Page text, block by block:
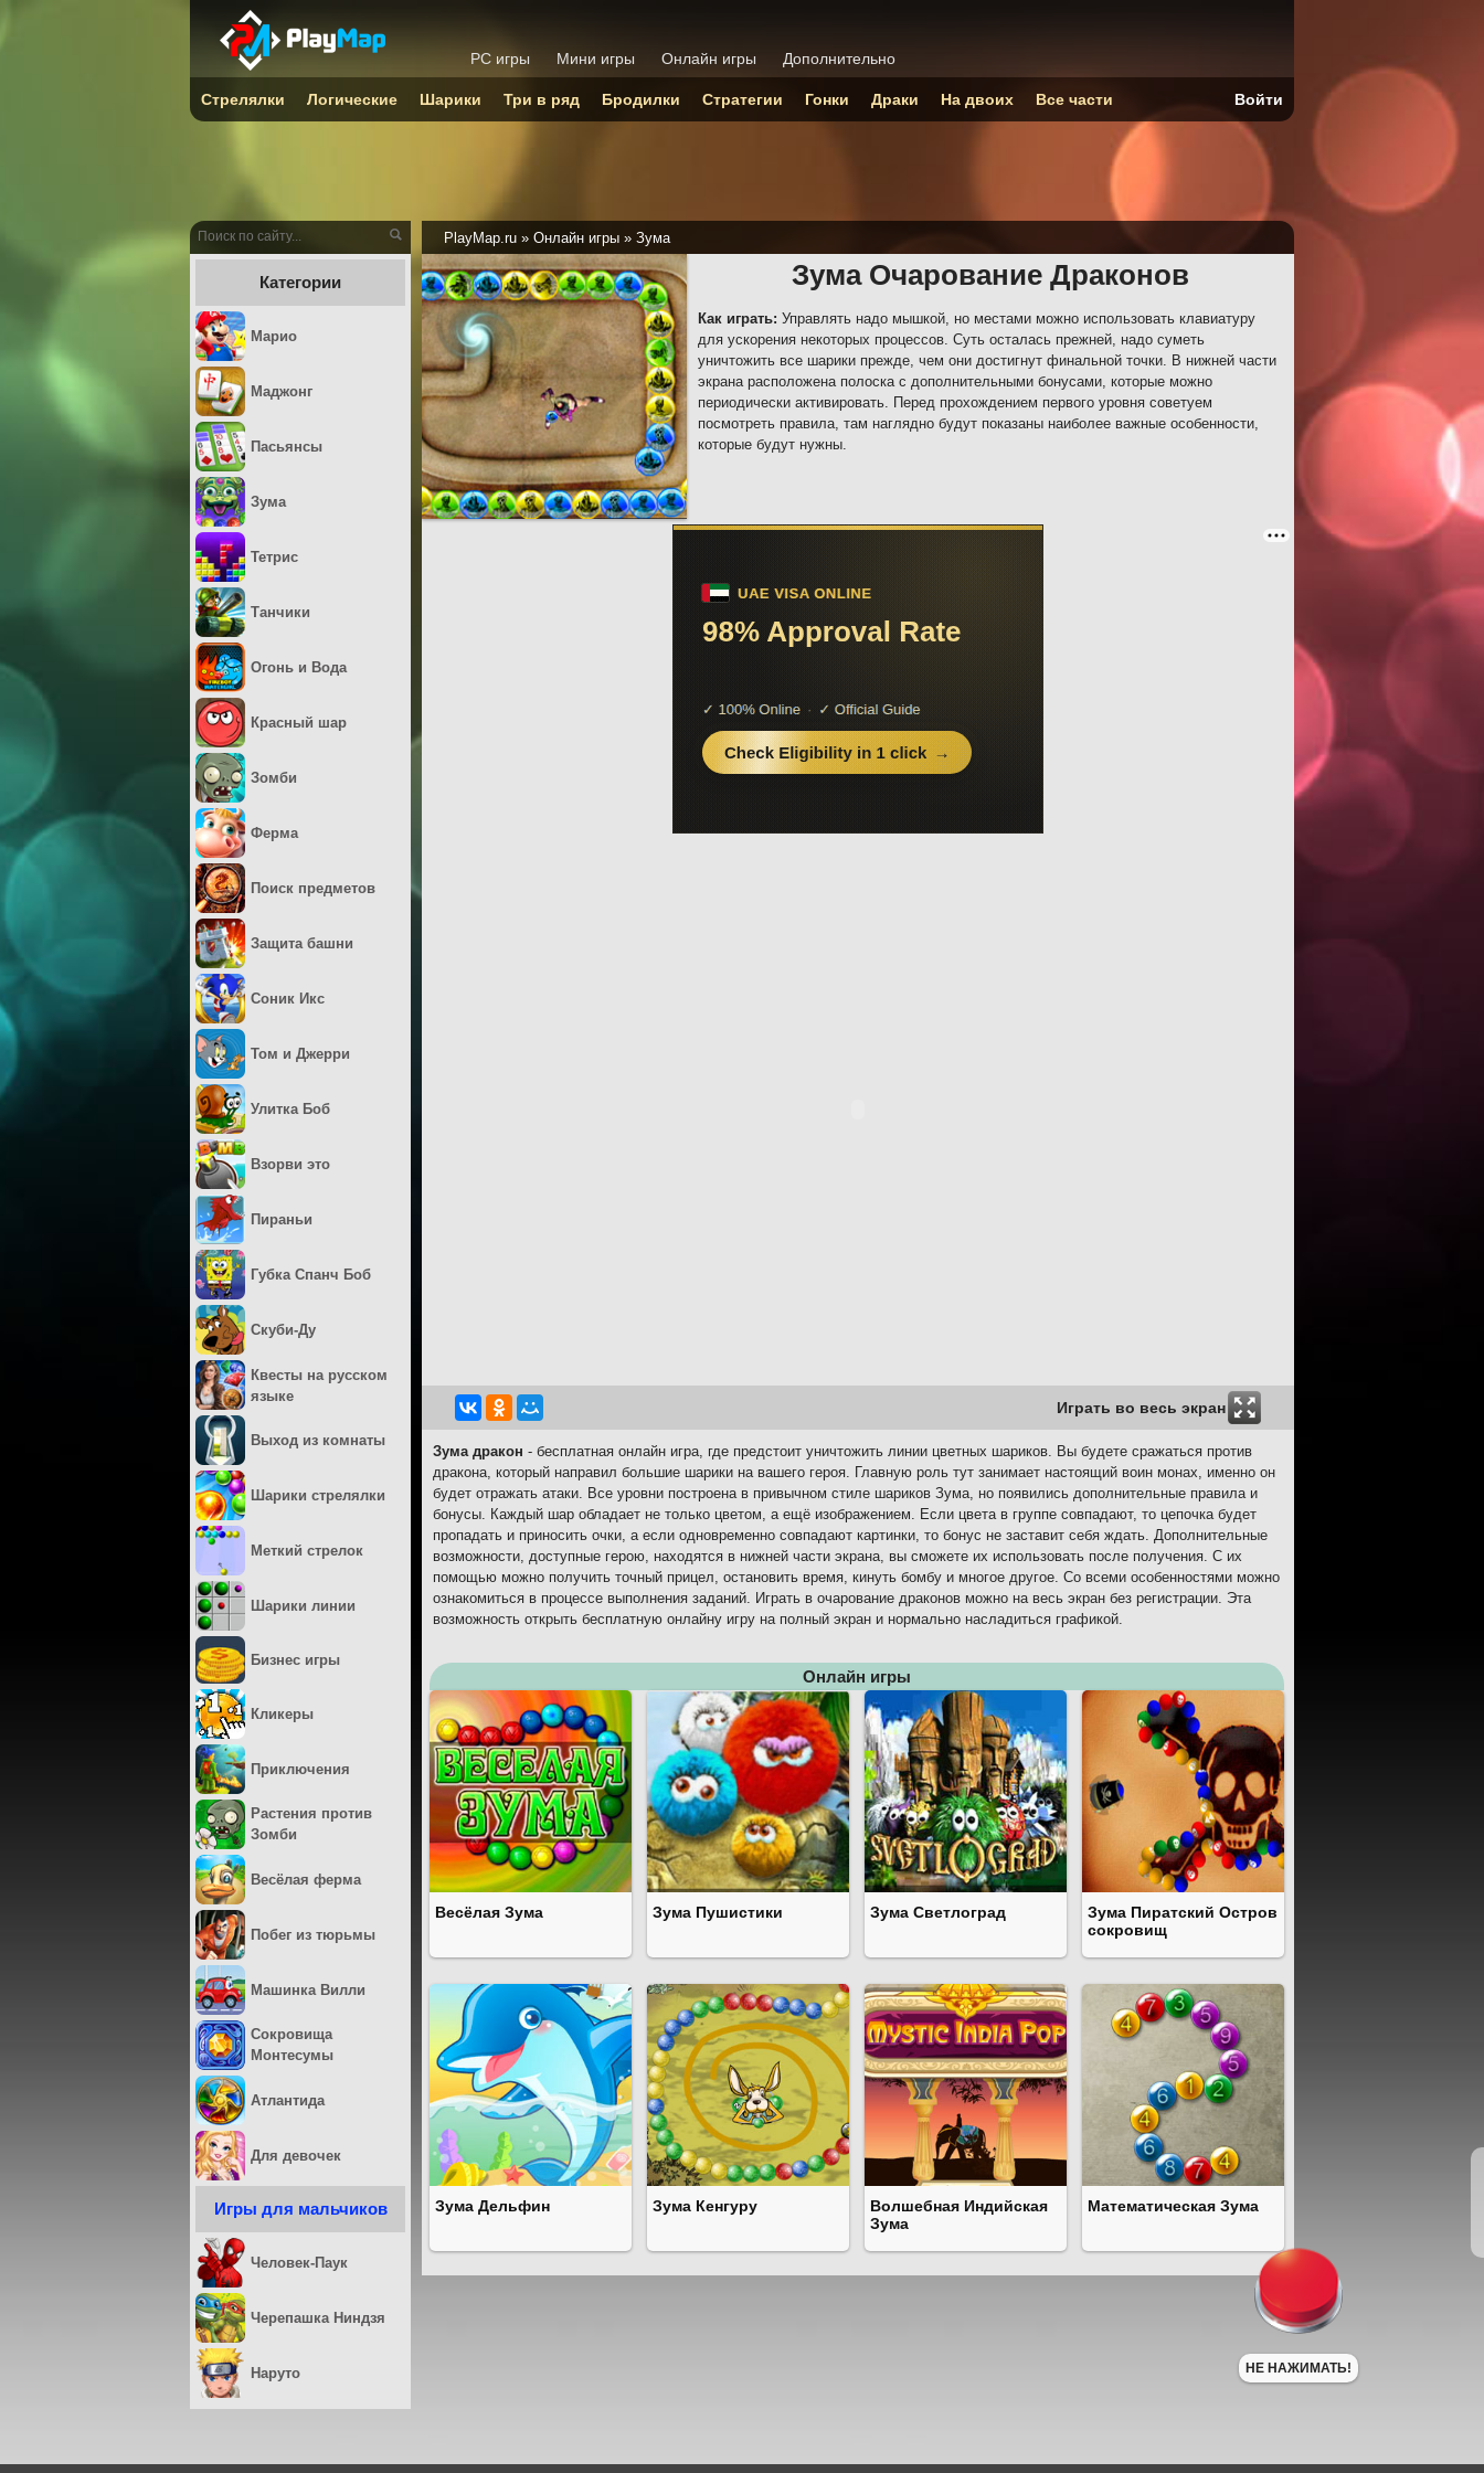
PlayMap.ru » Онлайн игры » Зума
Зума Очарование Драконов
Как играть: Управлять надо мышкой, но местами можно использовать клавиатуру
для ускорения некоторых процессов. Суть осталась прежней, надо суметь
уничтожить все шарики прежде, чем они достигнут финальной точки. В нижней части
экрана расположена полоска с дополнительными бонусами, которые можно
периодически активировать. Перед прохождением первого уровня советуем
посмотреть правила, там наглядно будут показаны наиболее важные особенности,
которые будут нужны.
Играть во весь экран
Зума дракон - бесплатная онлайн игра, где предстоит уничтожить линии цветных шариков. Вы будете сражаться против
дракона, который направил большие шарики на вашего героя. Главную роль тут занимает настоящий воин монах, именно он
будет отражать атаки. Все уровни построена в привычном стиле шариков Зума, но появились дополнительные правила и
бонусы. Каждый шар обладает не только цветом, а ещё изображением. Если цвета в группе совпадают, то цепочка будет
пропадать и приносить очки, а если одновременно совпадают картинки, то бонус не заставит себя ждать. Дополнительные
возможности, доступные герою, находятся в нижней части экрана, вы сможете их использовать после получения. С их
помощью можно получить точный прицел, остановить время, кинуть бомбу и многое другое. Со всеми особенностями можно
ознакомиться в процессе выполнения заданий. Играть в очарование драконов можно на весь экран без регистрации. Эта
возможность открыть бесплатную онлайну игру на полный экран и нормально насладиться графикой.
Онлайн игры
Весёлая Зума Зума Пушистики Зума Светлоград
Зума Пиратский Остров
сокровищ
Зума Дельфин Зума Кенгуру
Волшебная Индийская
Зума
Математическая Зума
Категории
Марио
Маджонг
Пасьянсы
Зума
Тетрис
Танчики
Огонь и Вода
Красный шар
Зомби
Ферма
Поиск предметов
Защита башни
Соник Икс
Том и Джерри
Улитка Боб
Взорви это
Пираньи
Губка Спанч Боб
Скуби-Ду
Квесты на русском
языке
Выход из комнаты
Шарики стрелялки
Меткий стрелок
Шарики линии
Бизнес игры
Кликеры
Приключения
Растения против
Зомби
Весёлая ферма
Побег из тюрьмы
Машинка Вилли
Сокровища
Монтесумы
Атлантида
Для девочек
Игры для мальчиков
Человек-Паук
Черепашка Ниндзя
Наруто
PC игры Мини игры Онлайн игры Дополнительно
Стрелялки Логические Шарики Три в ряд Бродилки Стратегии Гонки Драки На двоих Все части Войти
НЕ НАЖИМАТЬ!